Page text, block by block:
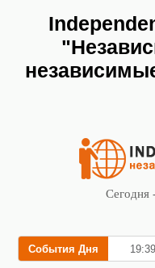
Сегодня
События Дня